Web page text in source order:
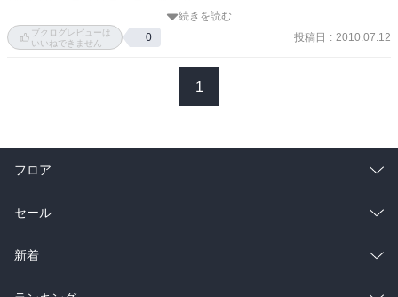
まれてしまう。誘拐事件のため、大人たちはさらに混乱していく。
しかし男子たちは結束して、一部の女子たちと連絡をとりあって誘
拐事件も解決してしまう。
読みどころは、威圧的な校長・横暴な体育教師・無気力な担任たち
へのみせしめ、大人たちへの反発。それまでは知らなかった級友た
ちの特技をフル動員し友情が深まっていく。もともと廃墟に住んで
けてやる、身代金は汚い親父からぶんどってやる・・・など、若者
たちの正義感があり、エネルギーにあふれた青春小説。彼らの親も
が、それまでにみんなは抜け道のマンホールから脱出。
だけど、子どもたちには、そこが楽しいのか。
ぼくらのシリーズ2冊目「ぼくらの天使ゲーム」夏休みに立てこもっ
これすごく長いシリーズだけど、続きはどうなるんだ？
続きを読む
ブクログレビューは
いいねできません
0 投稿日 : 2010.07.12
1
フロア
総合
ラノベ
雑誌・グラビア
セール
総合
新着